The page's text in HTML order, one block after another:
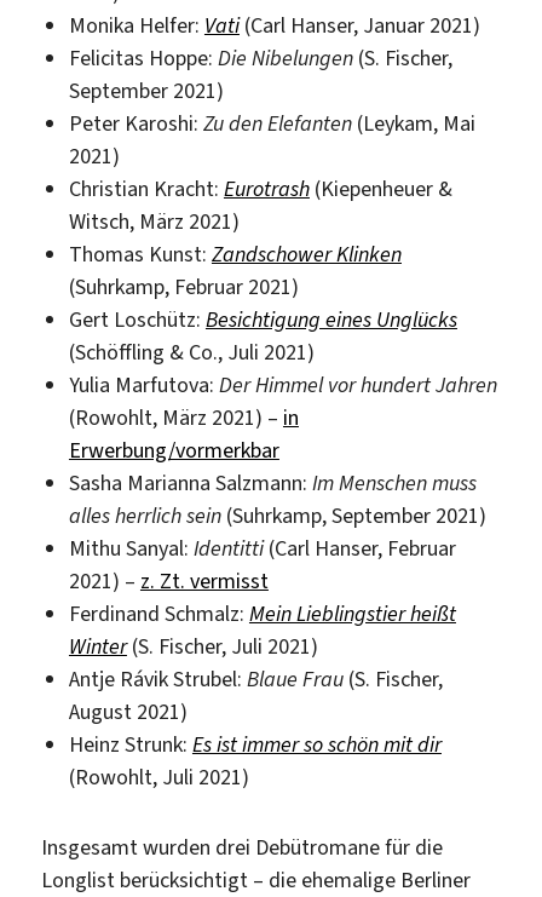
Monika Helfer: Vati(Carl Hanser, Januar 2021)
Felicitas Hoppe: Die Nibelungen(S. Fischer,
September 2021)
Peter Karoshi: Zu den Elefanten(Leykam, Mai
2021)
Christian Kracht: Eurotrash(Kiepenheuer &
Witsch, März 2021)
Thomas Kunst: Zandschower Klinken
(Suhrkamp, Februar 2021)
Gert Loschütz: Besichtigung eines Unglücks
(Schöffling & Co., Juli 2021)
Yulia Marfutova: Der Himmel vor hundert Jahren
(Rowohlt, März 2021) – in
Erwerbung/vormerkbar
Sasha Marianna Salzmann: Im Menschen muss
alles herrlich sein(Suhrkamp, September 2021)
Mithu Sanyal: Identitti(Carl Hanser, Februar
2021) – z. Zt. vermisst
Ferdinand Schmalz: Mein Lieblingstier heißt
Winter(S. Fischer, Juli 2021)
Antje Rávik Strubel: Blaue Frau(S. Fischer,
August 2021)
Heinz Strunk: Es ist immer so schön mit dir
(Rowohlt, Juli 2021)
Insgesamt wurden drei Debütromane für die
Longlist berücksichtigt – die ehemalige Berliner